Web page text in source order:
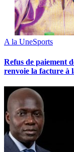
A la UneSports
Refus de paiement
renvoie la facture à